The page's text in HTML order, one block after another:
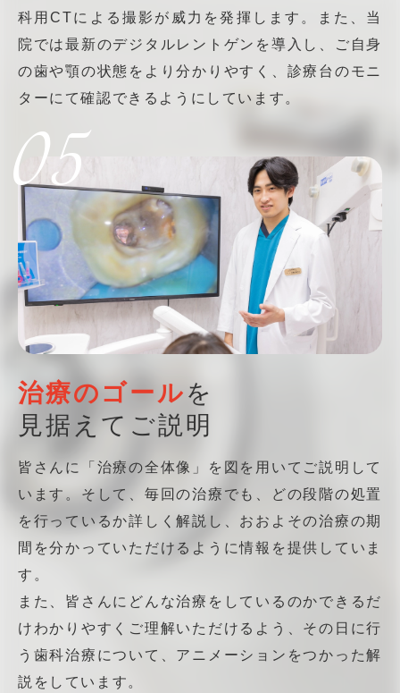
科用CTによる撮影が威力を発揮します。また、当
院では最新のデジタルレントゲンを導入し、ご自身
の歯や顎の状態をより分かりやすく、診療台のモニ
ターにて確認できるようにしています。
05
治療のゴールを
見据えてご説明
皆さんに「治療の全体像」を図を用いてご説明して
います。そして、毎回の治療でも、どの段階の処置
を行っているか詳しく解説し、おおよその治療の期
間を分かっていただけるように情報を提供していま
す。
また、皆さんにどんな治療をしているのかできるだ
けわかりやすくご理解いただけるよう、その日に行
う歯科治療について、アニメーションをつかった解
説をしています。